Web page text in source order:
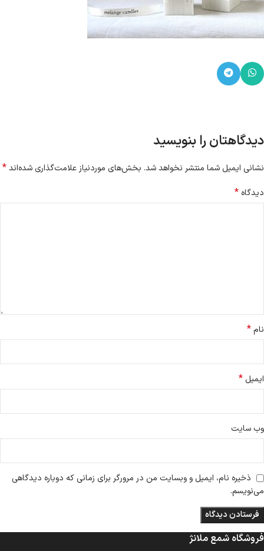
دیدگاهتان را بنویسید
نشانی ایمیل شما منتشر نخواهد شد. بخش‌های موردنیاز علامت‌گذاری شده‌اند*
دیدگاه *
نام*
ایمیل *
وب‌ سایت
ذخیره نام، ایمیل و وبسایت من در مرورگر برای زمانی که دوباره دیدگاهی
می‌نویسم.
فروشگاه شمع ملانژ